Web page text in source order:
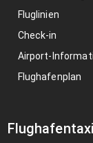
Fluglinien
Check-in
Airport-
Flughafenplan